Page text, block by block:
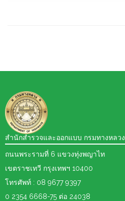
สำนักสำรวจและออกแบบ กรมทางหลวง
ถนนพระรามที่ 6 แขวงทุ่งพญาไท
เขตราชเทวี กรุงเทพฯ 10400
โทรศัพท์ : 08 9677 9397
0 2354 6668-75 ต่อ 24038